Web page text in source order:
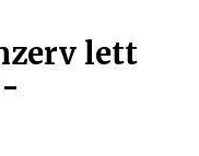
lett